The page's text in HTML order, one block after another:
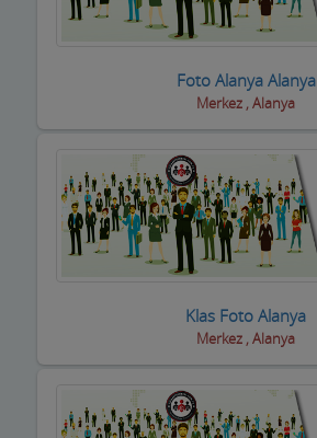
Oto Boya Firmaları
Oto Kaportacılar
Oto Klima ve Elektrikciler
Oto Kurtarıcı ve Vinç
Oto Lastik Firmaları
Oto Servisleri ve Tamircileri
Oto yedek parça
Foto Alanya Alanya
Merkez , Alanya
Klas Foto Alanya
Merkez , Alanya